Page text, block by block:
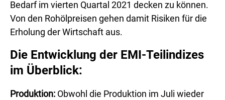
Bedarf im vierten Quartal 2021 decken zu können.
Von den Rohölpreisen gehen damit Risiken für die
Erholung der Wirtschaft aus.
Die Entwicklung der EMI-Teilindizes
im Überblick:
Produktion: Obwohl die Produktion im Juli wieder